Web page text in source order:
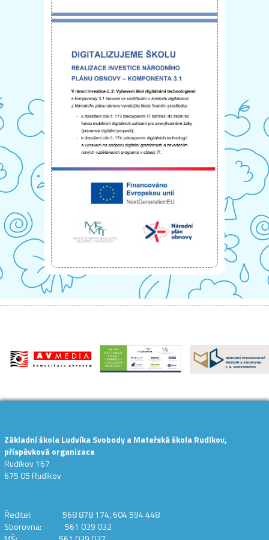
Základní škola Ludvíka Svobody a Mateřská škola Rudíkov,
příspěvková organizace
Rudíkov 167
675 05 Rudíkov
Ředitel: 568 878 174, 604 594 448
Sborovna: 561 039 032